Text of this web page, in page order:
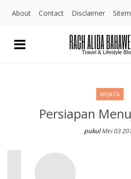
About Contact Disclaimer
WISATA
Persiapan
pukulMei 03
Persiapan Menuju Kudus